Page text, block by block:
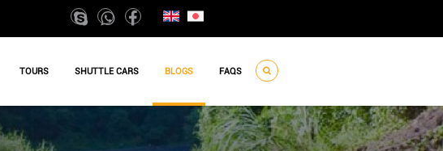
TOURS SHUTTLE CARS BLOGS FAQS